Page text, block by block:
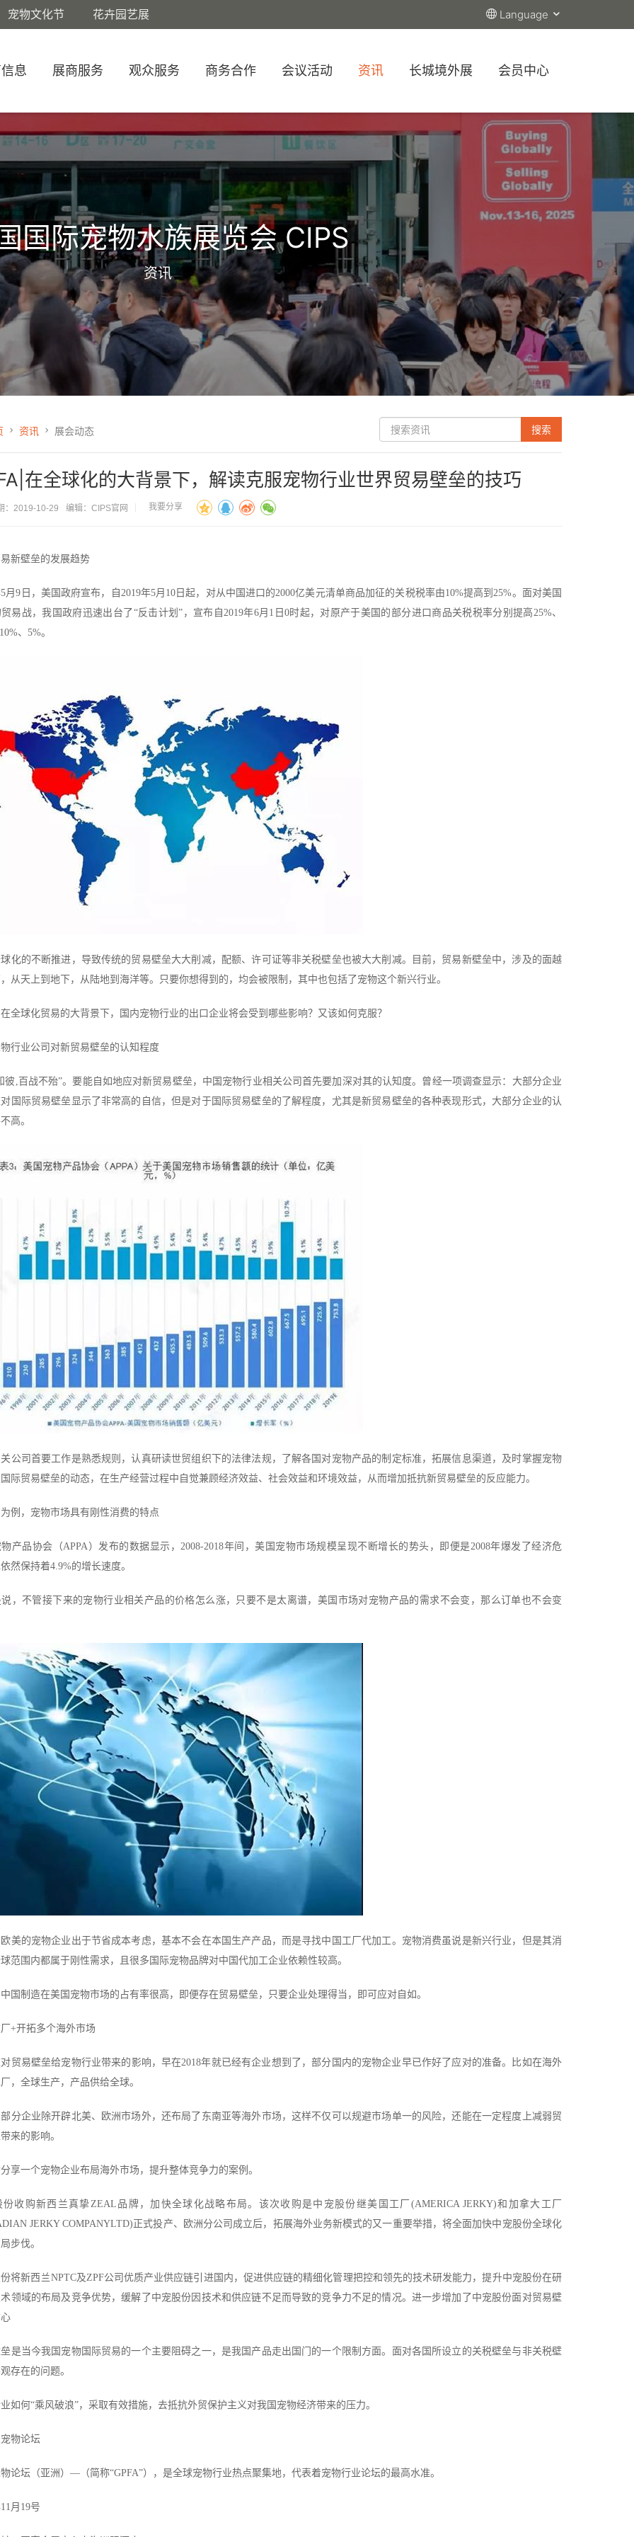
Language
宠物文化节 花卉园艺展
息 展商服务 观众服务 商务合作 会议活动 资讯 长城境外展 会员中心
国际宠物水族展览会 CIPS
资讯
资讯 展会动态
在全球化的大背景下，解读克服宠物行业世界贸易壁垒的技巧
：2019-10-29 编辑：CIPS官网 我要分享
新壁垒的发展趋势
5月9日，美国政府宣布，自2019年5月10日起，对从中国进口的2000亿美元清单商品加征的关税税率由10%提高到25%。面对美国
易战，我国政府迅速出台了“反击计划”，宣布自2019年6月1日0时起，对原产于美国的部分进口商品关税税率分别提高25%、
、5%。
化的不断推进，导致传统的贸易壁垒大大削减，配额、许可证等非关税壁垒也被大大削减。目前，贸易新壁垒中，涉及的面越
从天上到地下，从陆地到海洋等。只要你想得到的，均会被限制，其中也包括了宠物这个新兴行业。
全球化贸易的大背景下，国内宠物行业的出口企业将会受到哪些影响？又该如何克服？
行业公司对新贸易壁垒的认知程度
彼,百战不殆”。要能自如地应对新贸易壁垒，中国宠物行业相关公司首先要加深对其的认知度。曾经一项调查显示：大部分企业
国际贸易壁垒显示了非常高的自信，但是对于国际贸易壁垒的了解程度，尤其是新贸易壁垒的各种表现形式，大部分企业的认
高。
公司首要工作是熟悉规则，认真研读世贸组织下的法律法规，了解各国对宠物产品的制定标准，拓展信息渠道，及时掌握宠物
际贸易壁垒的动态，在生产经营过程中自觉兼顾经济效益、社会效益和环境效益，从而增加抵抗新贸易壁垒的反应能力。
例，宠物市场具有刚性消费的特点
产品协会（APPA）发布的数据显示，2008-2018年间，美国宠物市场规模呈现不断增长的势头，即便是2008年爆发了经济危
然保持着4.9%的增长速度。
，不管接下来的宠物行业相关产品的价格怎么涨，只要不是太离谱，美国市场对宠物产品的需求不会变，那么订单也不会变
美的宠物企业出于节省成本考虑，基本不会在本国生产产品，而是寻找中国工厂代加工。宠物消费虽说是新兴行业，但是其消
范围内都属于刚性需求，且很多国际宠物品牌对中国代加工企业依赖性较高。
国制造在美国宠物市场的占有率很高，即便存在贸易壁垒，只要企业处理得当，即可应对自如。
+开拓多个海外市场
贸易壁垒给宠物行业带来的影响，早在2018年就已经有企业想到了，部分国内的宠物企业早已作好了应对的准备。比如在海外
，全球生产，产品供给全球。
分企业除开辟北美、欧洲市场外，还布局了东南亚等海外市场，这样不仅可以规避市场单一的风险，还能在一定程度上减弱贸
来的影响。
享一个宠物企业布局海外市场，提升整体竞争力的案例。
份收购新西兰真挚ZEAL品牌，加快全球化战略布局。该次收购是中宠股份继美国工厂(AMERICA JERKY)和加拿大工厂
JERKY COMPANYLTD)正式投产、欧洲分公司成立后，拓展海外业务新模式的又一重要举措，将全面加快中宠股份全球化
步伐。
将新西兰NPTC及ZPF公司优质产业供应链引进国内，促进供应链的精细化管理把控和领先的技术研发能力，提升中宠股份在研
领域的布局及竞争优势，缓解了中宠股份因技术和供应链不足而导致的竞争力不足的情况。进一步增加了中宠股份面对贸易壁
是当今我国宠物国际贸易的一个主要阻碍之一，是我国产品走出国门的一个限制方面。面对各国所设立的关税壁垒与非关税壁
存在的问题。
如何“乘风破浪”，采取有效措施，去抵抗外贸保护主义对我国宠物经济带来的压力。
物论坛
论坛（亚洲）—（简称“GPFA”），是全球宠物行业热点聚集地，代表着宠物行业论坛的最高水准。
月19号